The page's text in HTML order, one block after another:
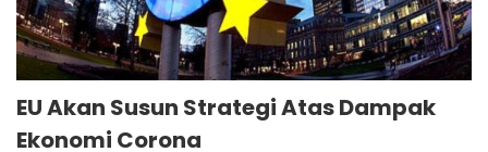
EU Akan Susun Strategi Atas Dampak
Ekonomi Corona